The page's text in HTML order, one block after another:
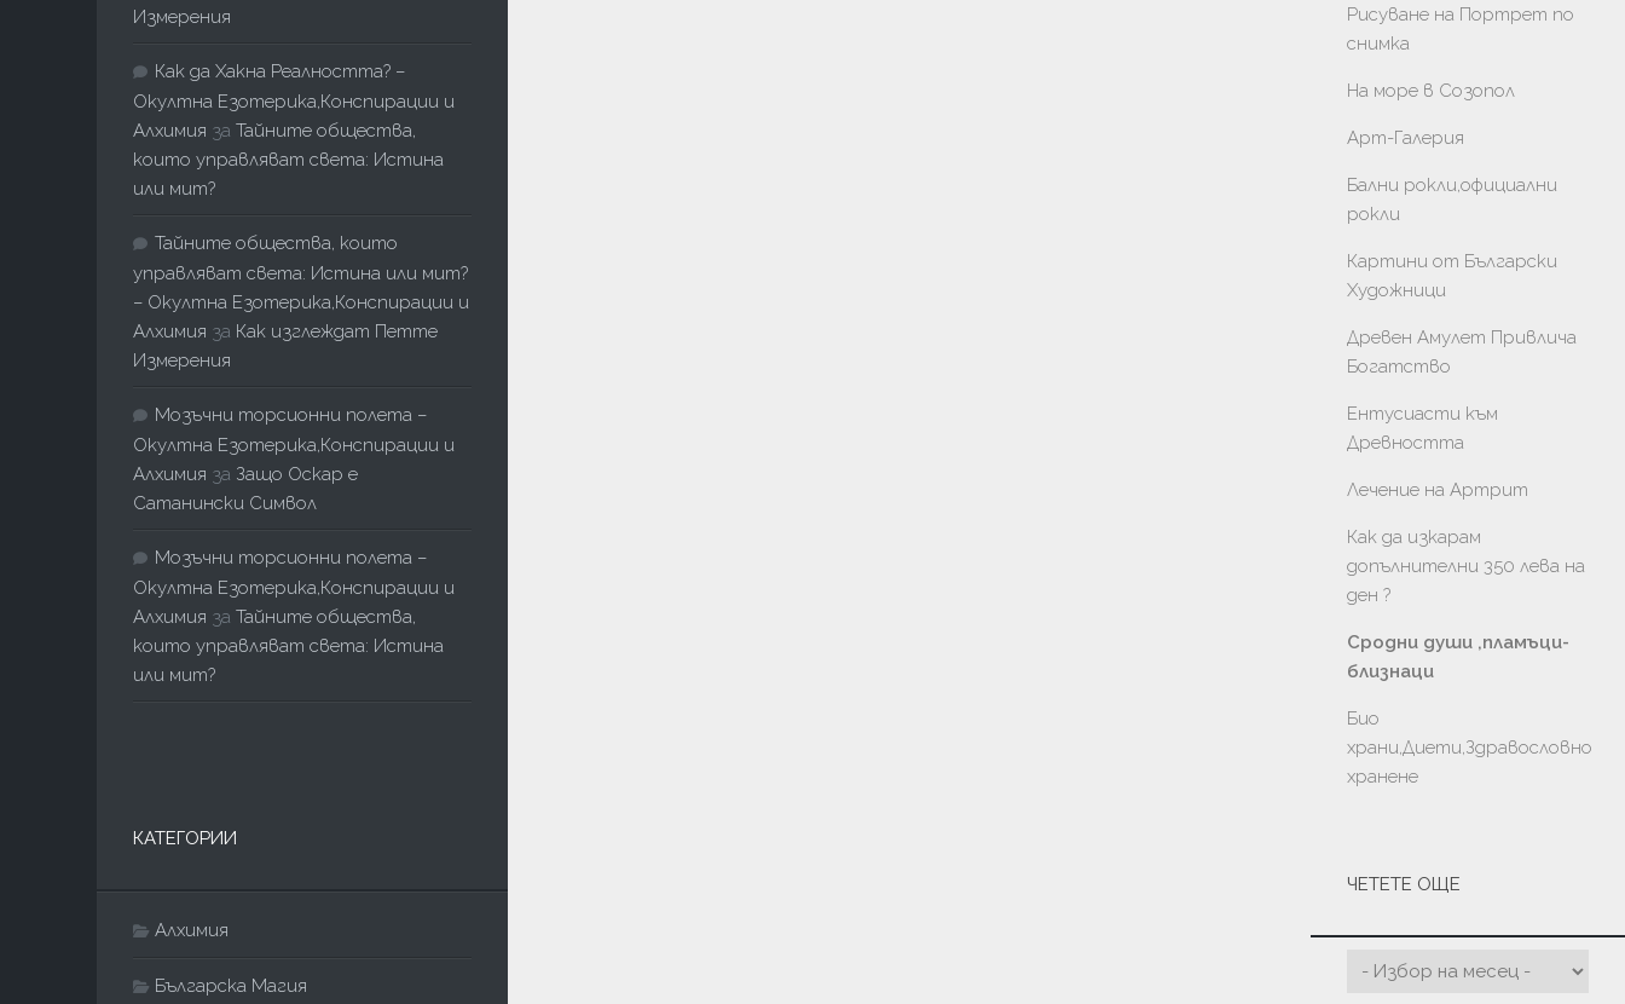
Измерения
Как да Хакна Реалността? –
Окултна Езотерика,Конспирации и
Алхимия за Тайните общества,
които управляват света: Истина
или мит?
Тайните общества, които
управляват света: Истина или мит?
– Окултна Езотерика,Конспирации и
Алхимия за Как изглеждат Петте
Измерения
Мозъчни торсионни полета –
Окултна Езотерика,Конспирации и
Алхимия за Защо Оскар е
Сатанински Символ
Мозъчни торсионни полета –
Окултна Езотерика,Конспирации и
Алхимия за Тайните общества,
които управляват света: Истина
или мит?
КАТЕГОРИИ
Алхимия
Българска Магия
Рисуване на Портрет по
снимка
На море в Созопол
Арт-Галерия
Бални рокли,официални
рокли
Картини от Български
Художници
Древен Амулет Привлича
Богатство
Ентусиасти към
Древността
Лечение на Артрит
Как да изкарам
допълнителни 350 лева на
ден ?
Сродни души ,пламъци-
близнаци
Био
храни,Диети,Здравословно
хранене
ЧЕТЕТЕ ОЩЕ